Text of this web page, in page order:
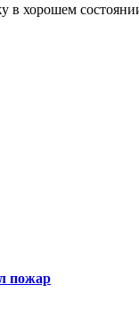
в хорошем
пожар